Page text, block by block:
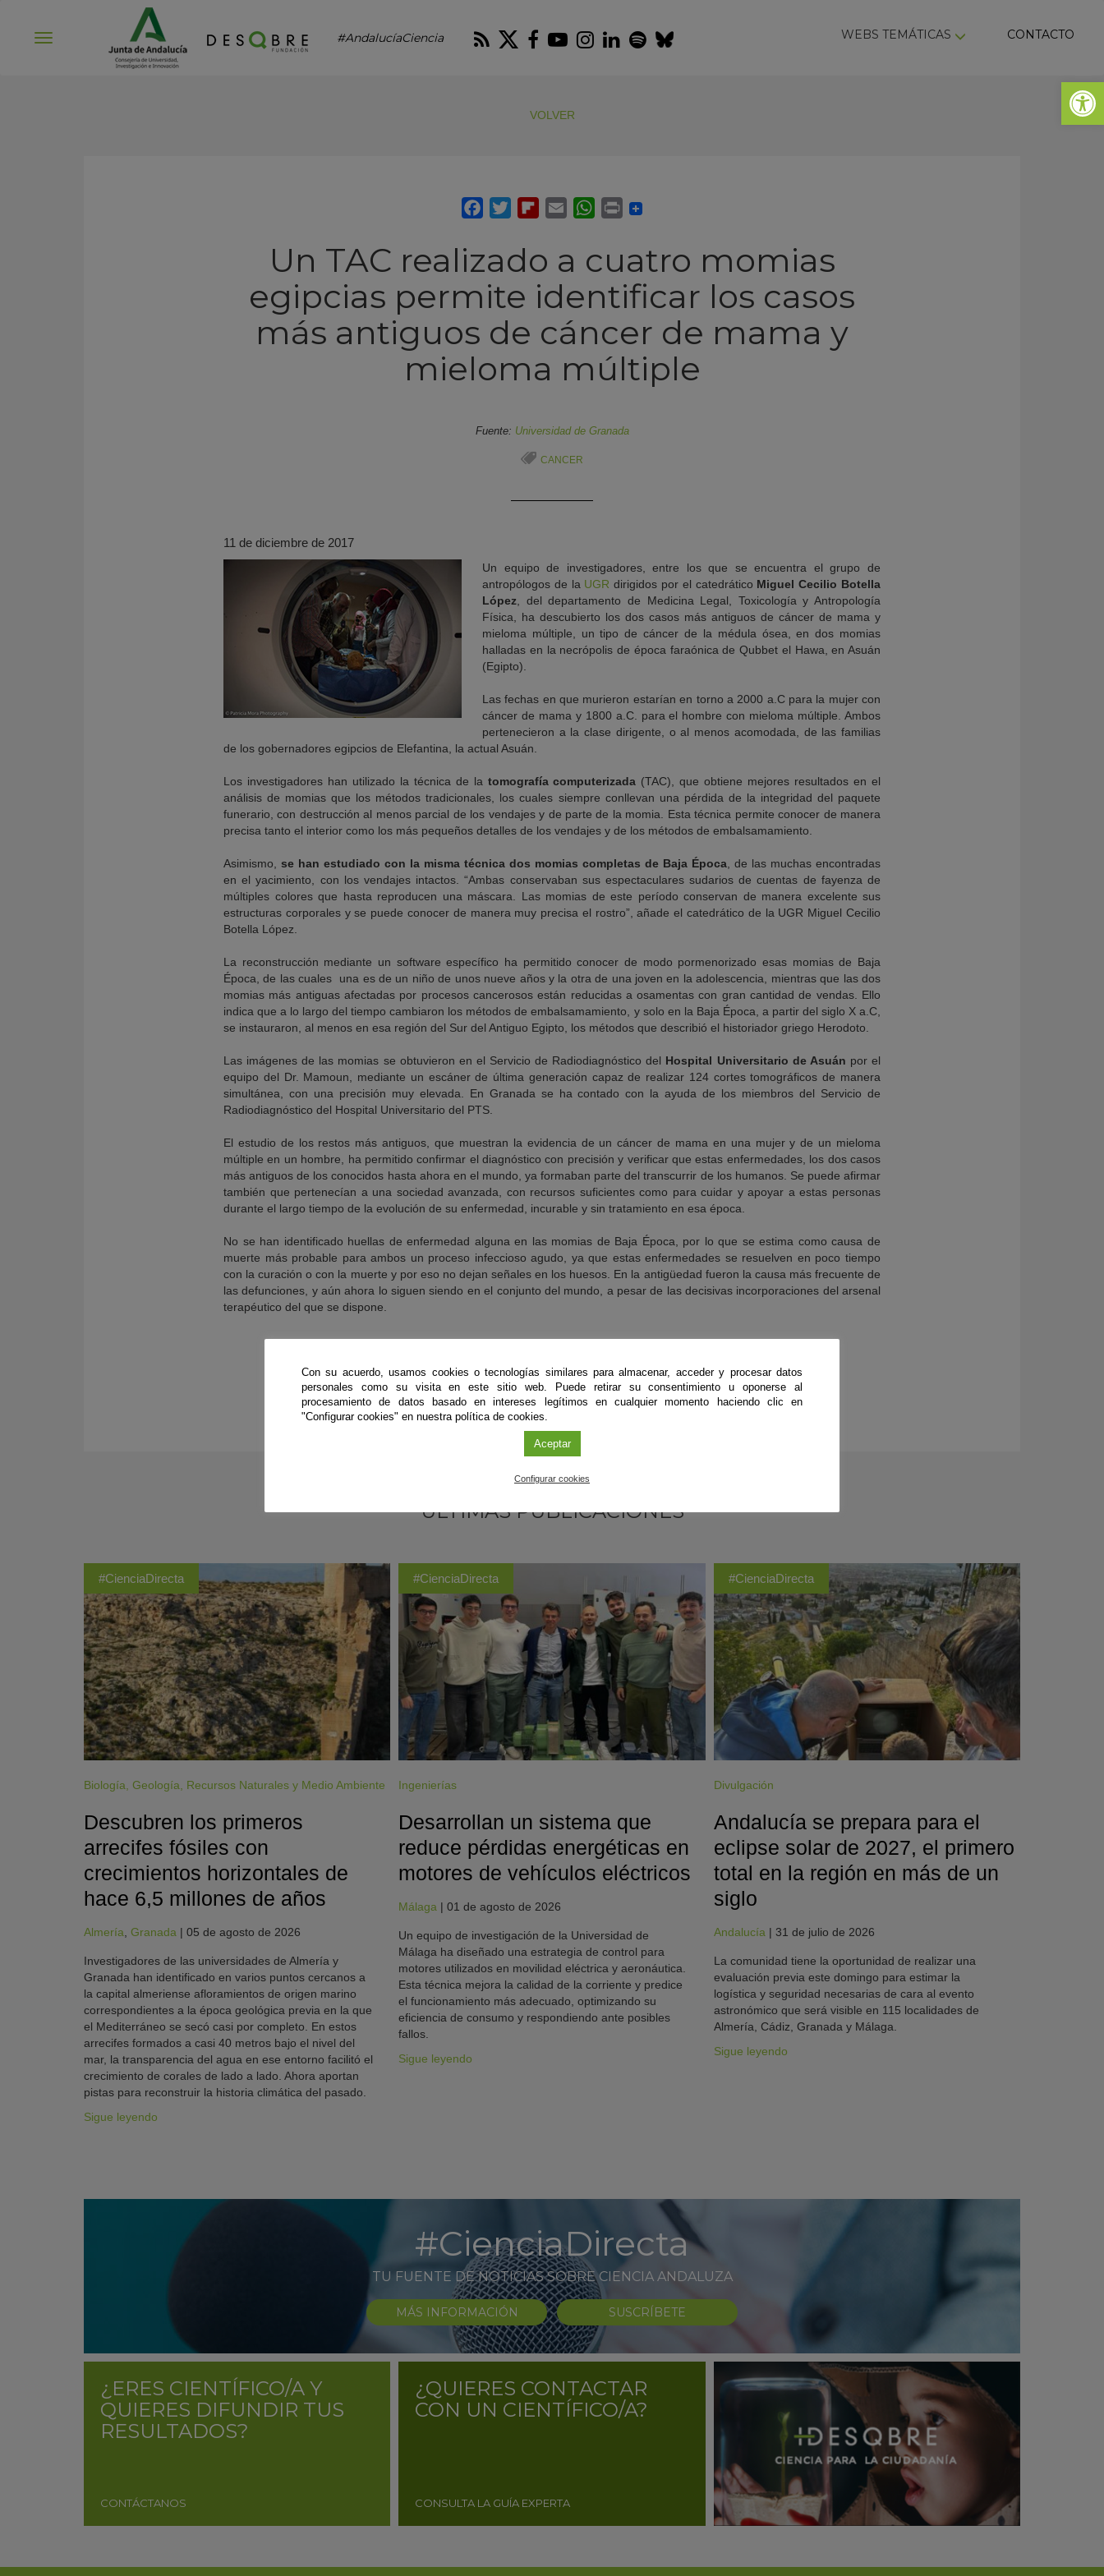
Abrir
#AndalucíaCiencia RSS Twitter
Facebook
Youtube
Instagram
LinkedIn
Spotify
Bluesky WEBS TEMÁTICAS CONTACTO
VOLVER
Un TAC realizado a cuatro momias
egipcias permite identificar los casos
más antiguos de cáncer de mama y
mieloma múltiple
Fuente: Universidad de Granada
CANCER
11 de diciembre de 2017
Un equipo de investigadores, entre los que se encuentra el grupo de
antropólogos de la UGRdirigidos por el catedrático Miguel Cecilio Botella
López , del departamento de Medicina Legal, Toxicología y Antropología
Física, ha descubierto los dos casos más antiguos de cáncer de mama y
mieloma múltiple, un tipo de cáncer de la médula ósea, en dos momias
halladas en la necrópolis de época faraónica de Qubbet el Hawa, en Asuán
(Egipto).
Las fechas en que murieron estarían en torno a 2000 a.C para la mujer con
cáncer de mama y 1800 a.C. para el hombre con mieloma múltiple. Ambos
pertenecieron a la clase dirigente, o al menos acomodada, de las familias
de los gobernadores egipcios de Elefantina, la actual Asuán.
Los investigadores han utilizado la técnica de la tomografía computerizada (TAC), que obtiene mejores resultados en el
análisis de momias que los métodos tradicionales, los cuales siempre conllevan una pérdida de la integridad del paquete
funerario, con destrucción al menos parcial de los vendajes y de parte de la momia. Esta técnica permite conocer de manera
precisa tanto el interior como los más pequeños detalles de los vendajes y de los métodos de embalsamamiento.
Asimismo, se han estudiado con la misma técnica dos momias completas de Baja Época , de las muchas encontradas
en el yacimiento, con los vendajes intactos. “Ambas conservaban sus espectaculares sudarios de cuentas de fayenza de
múltiples colores que hasta reproducen una máscara. Las momias de este período conservan de manera excelente sus
estructuras corporales y se puede conocer de manera muy precisa el rostro”, añade el catedrático de la UGR Miguel Cecilio
Botella López.
La reconstrucción mediante un software específico ha permitido conocer de modo pormenorizado esas momias de Baja
Época, de las cuales una es de un niño de unos nueve años y la otra de una joven en la adolescencia, mientras que las dos
momias más antiguas afectadas por procesos cancerosos están reducidas a osamentas con gran cantidad de vendas. Ello
indica que a lo largo del tiempo cambiaron los métodos de embalsamamiento, y solo en la Baja Época, a partir del siglo X a.C,
se instauraron, al menos en esa región del Sur del Antiguo Egipto, los métodos que describió el historiador griego Herodoto.
Las imágenes de las momias se obtuvieron en el Servicio de Radiodiagnóstico del Hospital Universitario de Asuán por el
equipo del Dr. Mamoun, mediante un escáner de última generación capaz de realizar 124 cortes tomográficos de manera
simultánea, con una precisión muy elevada. En Granada se ha contado con la ayuda de los miembros del Servicio de
Radiodiagnóstico del Hospital Universitario del PTS.
El estudio de los restos más antiguos, que muestran la evidencia de un cáncer de mama en una mujer y de un mieloma
múltiple en un hombre, ha permitido confirmar el diagnóstico con precisión y verificar que estas enfermedades, los dos casos
más antiguos de los conocidos hasta ahora en el mundo, ya formaban parte del transcurrir de los humanos. Se puede afirmar
también que pertenecían a una sociedad avanzada, con recursos suficientes como para cuidar y apoyar a estas personas
durante el largo tiempo de la evolución de su enfermedad, incurable y sin tratamiento en esa época.
No se han identificado huellas de enfermedad alguna en las momias de Baja Época, por lo que se estima como causa de
muerte más probable para ambos un proceso infeccioso agudo, ya que estas enfermedades se resuelven en poco tiempo
con la curación o con la muerte y por eso no dejan señales en los huesos. En la antigüedad fueron la causa más frecuente de
las defunciones, y aún ahora lo siguen siendo en el conjunto del mundo, a pesar de las decisivas incorporaciones del arsenal
terapéutico del que se dispone.
ÚLTIMAS PUBLICACIONES
#CienciaDirecta
Biología Geología Recursos Naturales y Medio Ambiente
Descubren los primeros
arrecifes fósiles con
crecimientos horizontales de
hace 6,5 millones de años
Almería Granada | 05 de agosto de 2026
Investigadores de las universidades de Almería y
Granada han identificado en varios puntos cercanos a
la capital almeriense afloramientos de origen marino
correspondientes a la época geológica previa en la que
el Mediterráneo se secó casi por completo. En estos
arrecifes formados a casi 40 metros bajo el nivel del
mar, la transparencia del agua en ese entorno facilitó el
crecimiento de corales de lado a lado. Ahora aportan
pistas para reconstruir la historia climática del pasado.
Sigue leyendo
#CienciaDirecta
Ingenierías
Desarrollan un sistema que
reduce pérdidas energéticas en
motores de vehículos eléctricos
Málaga |01 de agosto de 2026
Un equipo de investigación de la Universidad de
Málaga ha diseñado una estrategia de control para
motores utilizados en movilidad eléctrica y aeronáutica.
Esta técnica mejora la calidad de la corriente y predice
el funcionamiento más adecuado, optimizando su
eficiencia de consumo y respondiendo ante posibles
fallos.
Sigue leyendo
#CienciaDirecta
Divulgación
Andalucía se prepara para el
eclipse solar de 2027, el primero
total en la región en más de un
siglo
Andalucía | 31 de julio de 2026
La comunidad tiene la oportunidad de realizar una
evaluación previa este domingo para estimar la
logística y seguridad necesarias de cara al evento
astronómico que será visible en 115 localidades de
Almería, Cádiz, Granada y Málaga.
Sigue leyendo
#CienciaDirecta
TU FUENTE DE NOTICIAS SOBRE CIENCIA ANDALUZA
MÁS INFORMACIÓN SUSCRÍBETE
¿ERES CIENTÍFICO/A Y
QUIERES DIFUNDIR TUS
RESULTADOS?
CONTÁCTANOS
¿QUIERES CONTACTAR
CON UN CIENTÍFICO/A?
CONSULTA LA GUÍA EXPERTA
Con su acuerdo, usamos cookies o tecnologías similares para almacenar, acceder y procesar datos
personales como su visita en este sitio web. Puede retirar su consentimiento u oponerse al
procesamiento de datos basado en intereses legítimos en cualquier momento haciendo clic en
"Configurar cookies" en nuestra política de cookies.
Aceptar
Configurar cookies